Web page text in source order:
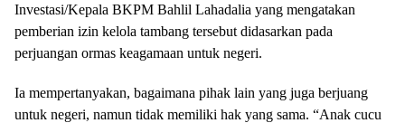
Investasi/Kepala BKPM Bahlil Lahadalia yang mengatakan
pemberian izin kelola tambang tersebut didasarkan pada
perjuangan ormas keagamaan untuk negeri.
Ia mempertanyakan, bagaimana pihak lain yang juga berjuang
untuk negeri, namun tidak memiliki hak yang sama. “Anak cucu